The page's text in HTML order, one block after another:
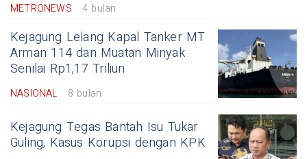
METRONEWS 4 bulan
Kejagung Lelang Kapal Tanker MT
Arman 114 dan Muatan Minyak
Senilai Rp1,17 Triliun
NASIONAL 8 bulan
Kejagung Tegas Bantah Isu Tukar
Guling, Kasus Korupsi dengan KPK